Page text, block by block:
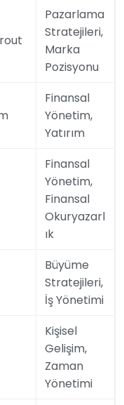
Pazarlama
Stratejileri,
Marka
Pozisyonu
Finansal
Yönetim,
Yatırım
Finansal
Yönetim,
Finansal
Okuryazarl
ık
Büyüme
Stratejileri,
İş Yönetimi
Kişisel
Gelişim,
Zaman
Yönetimi